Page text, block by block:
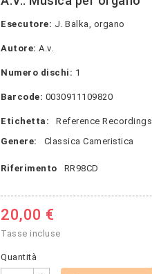
Esecutore: J. Balka, organo
Autore: A.v.
Numero dischi: 1
Barcode: 0030911109820
Etichetta: Reference Recordings
Genere:
Classica Cameristica
Riferimento RR98CD
20,00 €
Tasse incluse
Quantità